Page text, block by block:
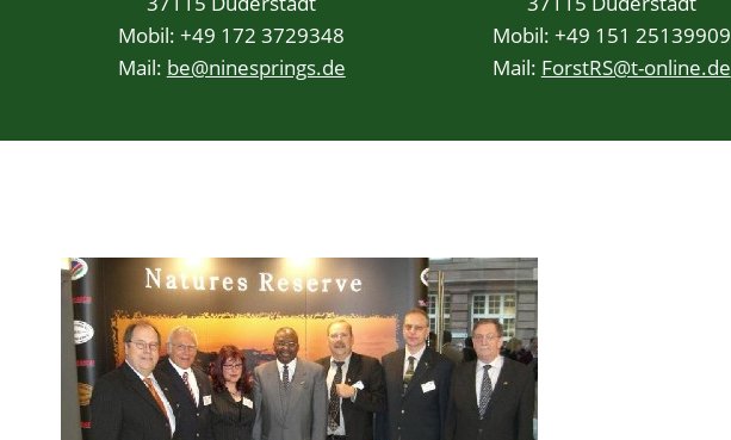
Mobil: +49 172 3729348
Mail: be@ninesprings.de
Mobil: +49 151 25139909
Mail: ForstRS@t-online.de